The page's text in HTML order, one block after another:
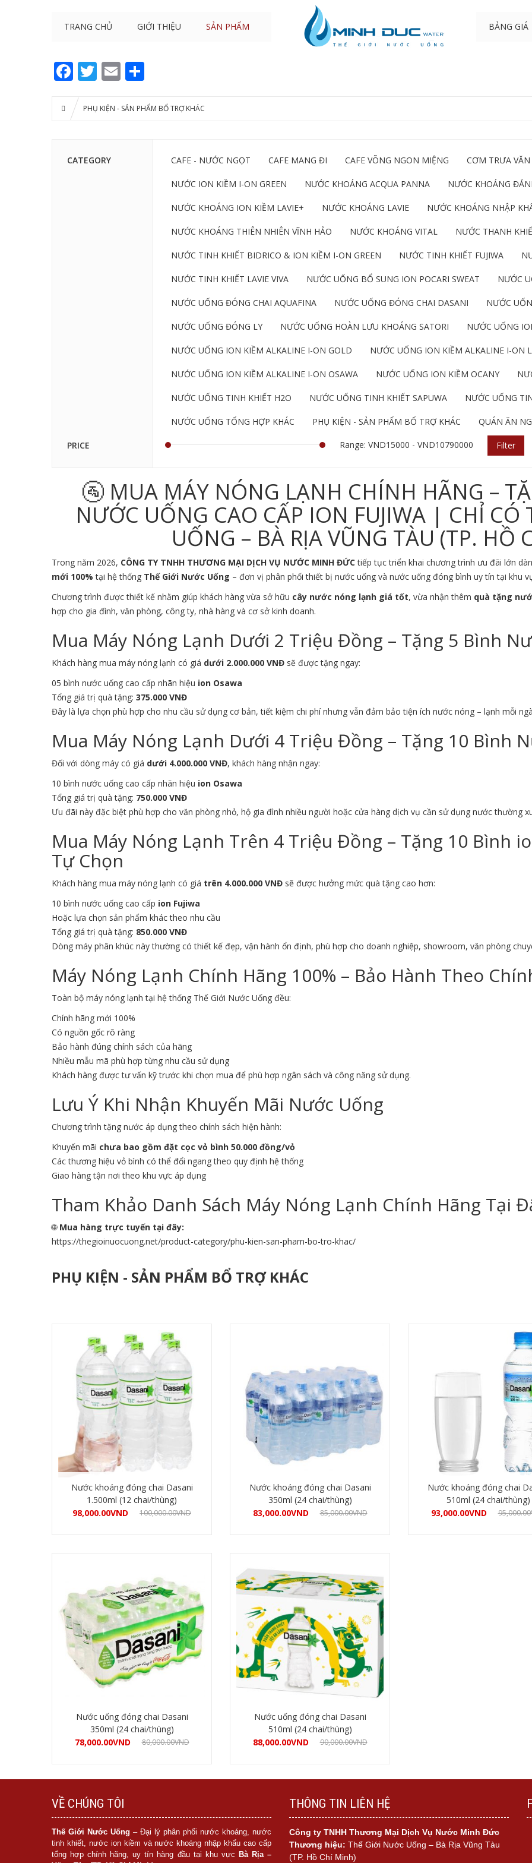
TRANG CHỦ GIỚI THIỆU SẢN PHẨM BẢNG GIÁ
Facebook
Twitter
Email
PHỤ KIỆN - SẢN PHẨM BỔ TRỢ KHÁC
CATEGORY CAFE - NƯỚC NGỌT CAFE MANG ĐI CAFE VÕNG NGON MIỆNG CƠM TRƯA
NƯỚC ION KIỀM I-ON GREEN NƯỚC KHOÁNG ACQUA PANNA NƯỚC KHOÁNG
NƯỚC KHOÁNG ION KIỀM LAVIE+ NƯỚC KHOÁNG LAVIE NƯỚC KHOÁNG NHẬP
NƯỚC KHOÁNG THIÊN NHIÊN VĨNH HẢO NƯỚC KHOÁNG VITAL NƯỚC THANH
NƯỚC TINH KHIẾT BIDRICO & ION KIỀM I-ON GREEN NƯỚC TINH KHIẾT FUJIWA
NƯỚC TINH KHIẾT LAVIE VIVA NƯỚC UỐNG BỔ SUNG ION POCARI SWEAT NƯỚC
NƯỚC UỐNG ĐÓNG CHAI AQUAFINA NƯỚC UỐNG ĐÓNG CHAI DASANI NƯỚC
NƯỚC UỐNG ĐÓNG LY NƯỚC UỐNG HOÀN LƯU KHOÁNG SATORI NƯỚC UỐNG
NƯỚC UỐNG ION KIỀM ALKALINE I-ON GOLD NƯỚC UỐNG ION KIỀM ALKALINE I-ON
NƯỚC UỐNG ION KIỀM ALKALINE I-ON OSAWA NƯỚC UỐNG ION KIỀM OCANY
NƯỚC UỐNG TINH KHIẾT H2O NƯỚC UỐNG TINH KHIẾT SAPUWA NƯỚC UỐNG
NƯỚC UỐNG TỔNG HỢP KHÁC PHỤ KIỆN - SẢN PHẨM BỔ TRỢ KHÁC QUÁN ĂN
PRICE Range: VND15000 - VND10790000 Filter
🚰 MUA MÁY NÓNG LẠNH CHÍNH HÃNG –
NƯỚC UỐNG CAO CẤP ION FUJIWA | CHỈ CÓ
UỐNG – BÀ RỊA VŨNG TÀU (TP. HỒ
Trong năm 2026, CÔNG TY TNHH THƯƠNG MẠI DỊCH VỤ NƯỚC MINH ĐỨCtiếp tục triển khai chương trình ưu đãi lớn
mới 100% tại hệ thống Thế Giới Nước Uống – đơn vị phân phối thiết bị nước uống và nước uống đóng bình uy tín tại khu
Chương trình được thiết kế nhằm giúp khách hàng vừa sở hữu cây nước nóng lạnh giá tốt, vừa nhận thêm quà tặng
hợp cho gia đình, văn phòng, công ty, nhà hàng và cơ sở kinh doanh.
Mua Máy Nóng Lạnh Dưới 2 Triệu Đồng – Tặng 5 Bình
Khách hàng mua máy nóng lạnh có giá dưới 2.000.000 VNĐ sẽ được tặng ngay:
05 bình nước uống cao cấp nhãn hiệu ion Osawa
Tổng giá trị quà tặng: 375.000 VNĐ
Đây là lựa chọn phù hợp cho nhu cầu sử dụng cơ bản, tiết kiệm chi phí nhưng vẫn đảm bảo tiện ích nước nóng – lạnh mỗi
Mua Máy Nóng Lạnh Dưới 4 Triệu Đồng – Tặng 10 Bình
Đối với dòng máy có giá dưới 4.000.000 VNĐ, khách hàng nhận ngay:
10 bình nước uống cao cấp nhãn hiệu ion Osawa
Tổng giá trị quà tặng: 750.000 VNĐ
Ưu đãi này đặc biệt phù hợp cho văn phòng nhỏ, hộ gia đình nhiều người hoặc cửa hàng dịch vụ cần sử dụng nước thường
Mua Máy Nóng Lạnh Trên 4 Triệu Đồng – Tặng 10 Bình
Tự Chọn
Khách hàng mua máy nóng lạnh có giá trên 4.000.000 VNĐ sẽ được hưởng mức quà tặng cao hơn:
10 bình nước uống cao cấp ion Fujiwa
Hoặc lựa chọn sản phẩm khác theo nhu cầu
Tổng giá trị quà tặng: 850.000 VNĐ
Dòng máy phân khúc này thường có thiết kế đẹp, vận hành ổn định, phù hợp cho doanh nghiệp, showroom, văn phòng
Máy Nóng Lạnh Chính Hãng 100% – Bảo Hành Theo
Toàn bộ máy nóng lạnh tại hệ thống Thế Giới Nước Uống đều:
Chính hãng mới 100%
Có nguồn gốc rõ ràng
Bảo hành đúng chính sách của hãng
Nhiều mẫu mã phù hợp từng nhu cầu sử dụng
Khách hàng được tư vấn kỹ trước khi chọn mua để phù hợp ngân sách và công năng sử dụng.
Lưu Ý Khi Nhận Khuyến Mãi Nước Uống
Chương trình tặng nước áp dụng theo chính sách hiện hành:
Khuyến mãi chưa bao gồm đặt cọc vỏ bình 50.000 đồng/vỏ
Các thương hiệu vỏ bình có thể đổi ngang theo quy định hệ thống
Giao hàng tận nơi theo khu vực áp dụng
Tham Khảo Danh Sách Máy Nóng Lạnh Chính Hãng Tại
🌐 Mua hàng trực tuyến tại đây:
https://thegioinuocuong.net/product-category/phu-kien-san-pham-bo-tro-khac/
PHỤ KIỆN - SẢN PHẨM BỔ TRỢ KHÁC
Nước khoáng đóng chai Dasani
1.500ml (12 chai/thùng)
98,000.00VND 100,000.00VND
Nước khoáng đóng chai Dasani
350ml (24 chai/thùng)
83,000.00VND 85,000.00VND
Nước khoáng đóng chai
510ml (24 chai/thùng)
93,000.00VND 95,000.00
Nước uống đóng chai Dasani
350ml (24 chai/thùng)
78,000.00VND 80,000.00VND
Nước uống đóng chai Dasani
510ml (24 chai/thùng)
88,000.00VND 90,000.00VND
VỀ CHÚNG TÔI
Thế Giới Nước Uống – Đại lý phân phối nước khoáng, nước
tinh khiết, nước ion kiềm và nước khoáng nhập khẩu cao cấp
tổng hợp chính hãng, uy tín hàng đầu tại khu vực Bà Rịa –
THÔNG TIN LIÊN HỆ
Công ty TNHH Thương Mại Dịch Vụ Nước Minh Đức
Thương hiệu: Thế Giới Nước Uống – Bà Rịa Vũng Tàu
(TP. Hồ Chí Minh)